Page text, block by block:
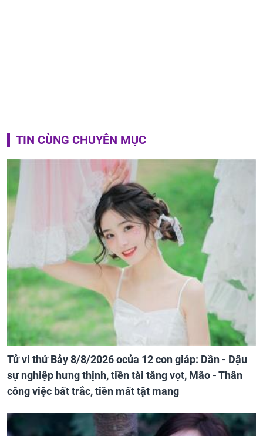
TIN CÙNG CHUYÊN MỤC
Tử vi thứ Bảy 8/8/2026 ocủa 12 con giáp: Dần - Dậu
sự nghiệp hưng thịnh, tiền tài tăng vọt, Mão - Thân
công việc bất trắc, tiền mất tật mang